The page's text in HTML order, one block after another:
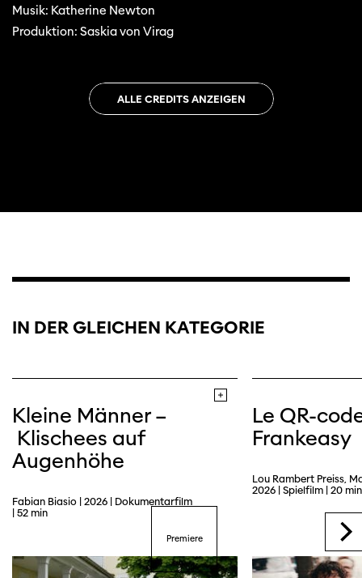
Musik: Katherine Newton
Produktion: Saskia von Virag
Trailer
ALLE CREDITS ANZEIGEN
IN DER GLEICHEN KATEGORIE
Kleine Männer –
Klischees auf
Augenhöhe
Fabian Biasio | 2026 | Dokumentarfilm
| 52 min
Premiere
Le QR-
Frankeasy
Lou Rambert Preiss,
2026 | Spielfilm | 20 min